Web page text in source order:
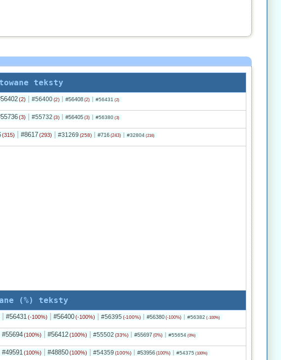
teksty
(2) #56400 (2) #56408 (2) #56431 (2)
(3) #55732 (3) #56405 (3) #56380 (3)
(315) #8617 (293) #31269 (258) #716 (243) #32804 (216)
(%) teksty
#56431 (-100%) #56400 (-100%) #56395 (-100%) #56380 (-100%) #56382 (-100%)
#55694 (100%) #56412 (100%) #55502 (33%) #55697 (0%) #55654 (0%)
#49591 (100%) #48850 (100%) #54359 (100%) #53956 (100%) #54375 (100%)